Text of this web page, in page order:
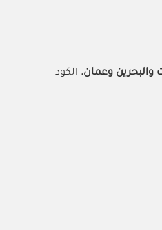
والبحرين وعمان. الكود